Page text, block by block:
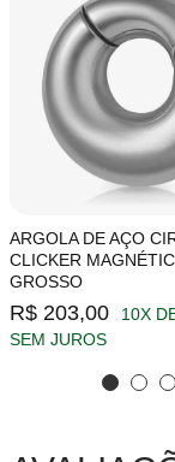
ARGOLA DE AÇO
CLICKER
GROSSO
R$ 203,00
10X
SEM JUROS